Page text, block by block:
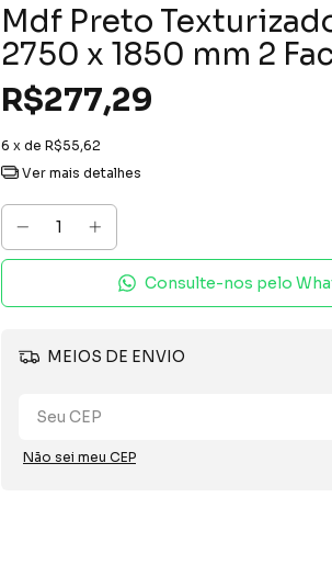
Mdf Preto
2750 x 1850 mm 2
R$277,29
6 x de R$55,62
Ver mais detalhes
Consulte-nos pelo
MEIOS DE ENVIO
Não sei meu CEP